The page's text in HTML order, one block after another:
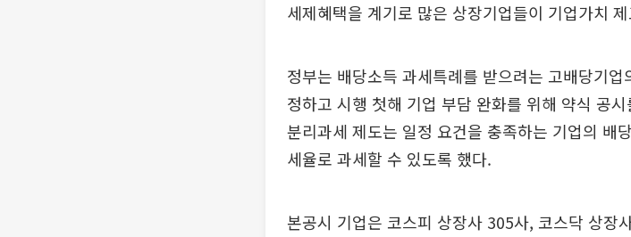
세제혜택을 계기로 많은 상장기업들이 기업가치
정부는 배당소득 과세특례를 받으려는 고배당기
정하고 시행 첫해 기업 부담 완화를 위해 약식 공
분리과세 제도는 일정 요건을 충족하는 기업의 배
세율로 과세할 수 있도록 했다.
본공시 기업은 코스피 상장사 305사, 코스닥 상장